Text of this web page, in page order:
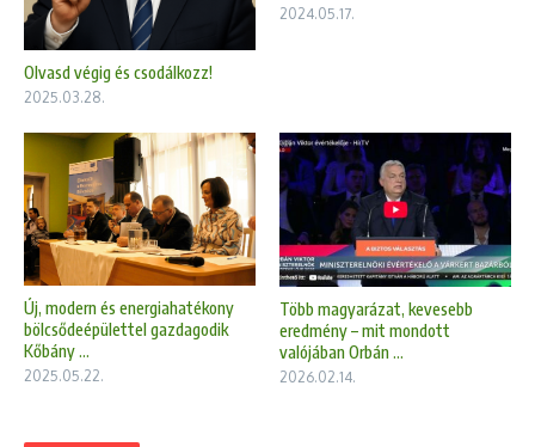
Olvasd végig és csodálkozz!
2025.03.28.
2024.05.17.
Új, modern és energiahatékony
bölcsődeépülettel gazdagodik
Kőbány ...
2025.05.22.
Több magyarázat, kevesebb
eredmény – mit mondott
valójában Orbán ...
2026.02.14.